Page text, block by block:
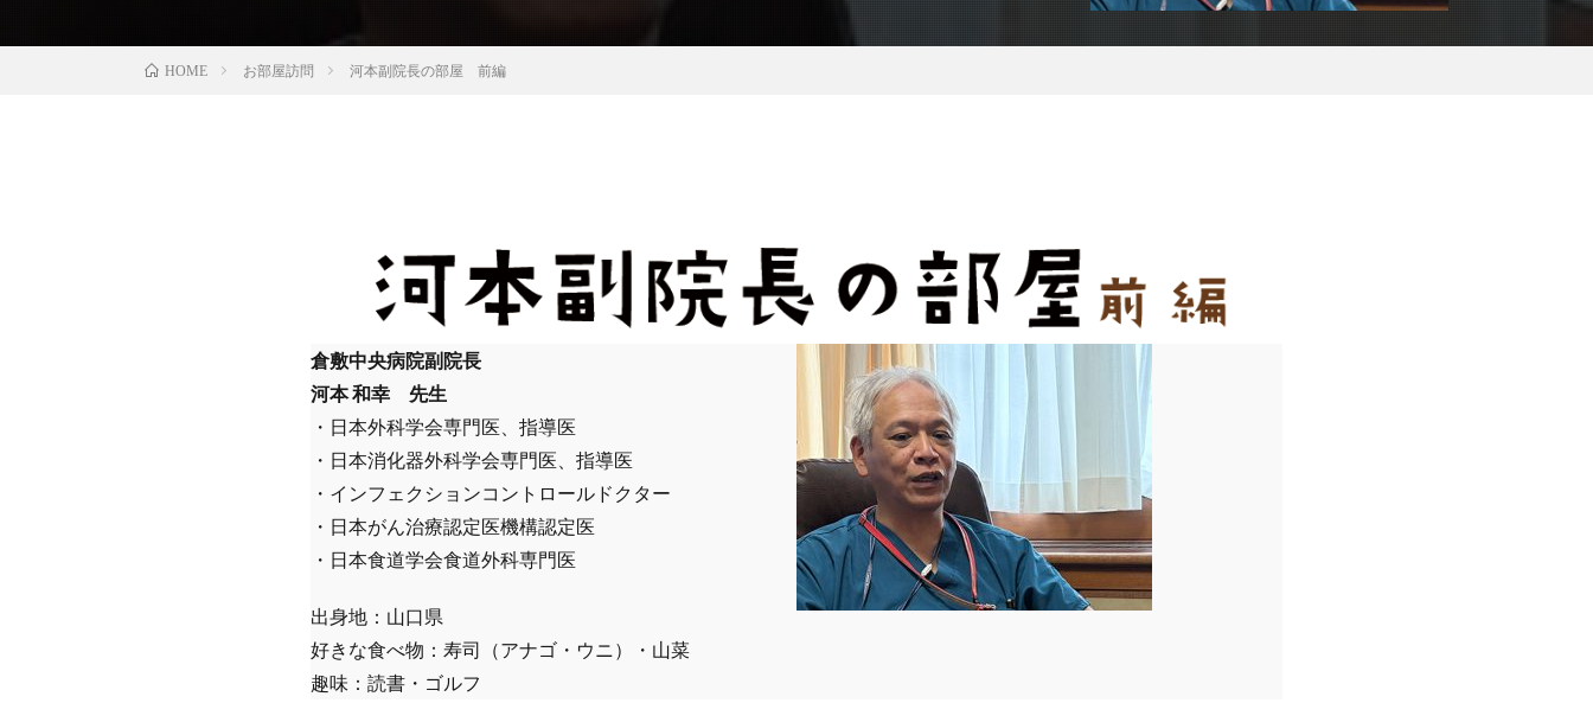
HOME お部屋訪問 河本副院長の部屋 前編
倉敷中央病院副院長
河本 和幸 先生
・日本外科学会専門医、指導医
・日本消化器外科学会専門医、指導医
・インフェクションコントロールドクター
・日本がん治療認定医機構認定医
・日本食道学会食道外科専門医
出身地：山口県
好きな食べ物：寿司（アナゴ・ウニ）・山菜
趣味：読書・ゴルフ